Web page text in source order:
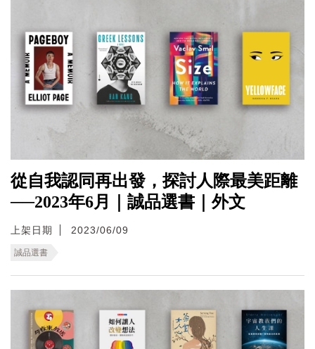
從自我認同再出發，探討人際最美距離
──2023年6月｜誠品選書｜外文
上架日期 2023/06/09
誠品選書